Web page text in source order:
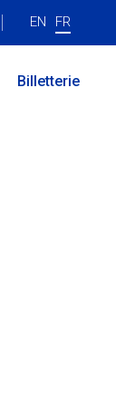
EN FR
Billetterie